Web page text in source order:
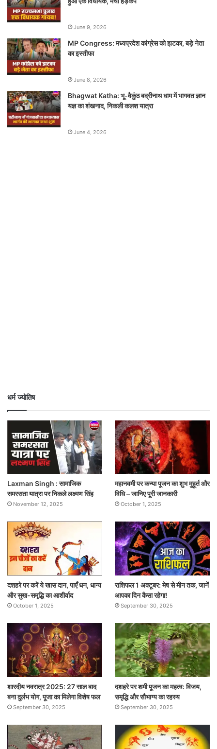
June 9, 2026
MP Congress: मध्यप्रदेश कांग्रेस को झटका, बड़े नेता
का इस्तीफा
June 8, 2026
Bhagwat Katha: भू-वैकुंठ बद्रीनाथ धाम में भागवत ज्ञान
यज्ञ का शंखनाद, निकली कलश यात्रा
June 4, 2026
धर्म ज्योतिष
Laxman Singh : सामाजिक
समरसता यात्रा पर निकले लक्ष्मण सिंह
November 12, 2025
महानवमी पर कन्या पूजन का शुभ मुहूर्त और
विधि – जानिए पूरी जानकारी
October 1, 2025
दशहरे पर करें ये खास दान, पाएँ धन, धान्य
और सुख-समृद्धि का आशीर्वाद
October 1, 2025
राशिफल 1 अक्टूबर: मेष से मीन तक, जानें
आपका दिन कैसा रहेगा!
September 30, 2025
शारदीय नवरात्र 2025: 27 साल बाद
बना दुर्लभ योग, पूजा का मिलेगा विशेष फल
September 30, 2025
दशहरे पर शमी पूजन का महत्व: विजय,
समृद्धि और सौभाग्य का रहस्य
September 30, 2025